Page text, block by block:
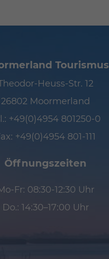
Tourismus
Heuss-Str. 12
26802 Moormerland
+49(0)4954 801250-0
+49(0)4954 801-111
Öffnungszeiten
Fr: 08:30-12:30 Uhr
Do.: 14:30–17:00 Uhr